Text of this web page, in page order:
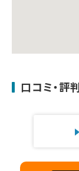
口コミ・評